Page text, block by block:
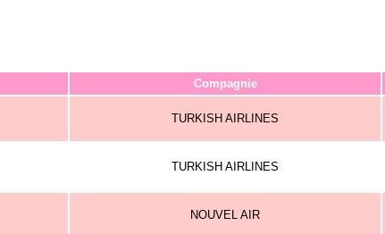
Compagnie
TURKISH AIRLINES
TURKISH AIRLINES
NOUVEL AIR